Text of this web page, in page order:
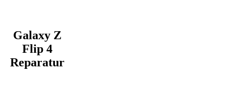
Galaxy Z
Flip 4
Reparatur